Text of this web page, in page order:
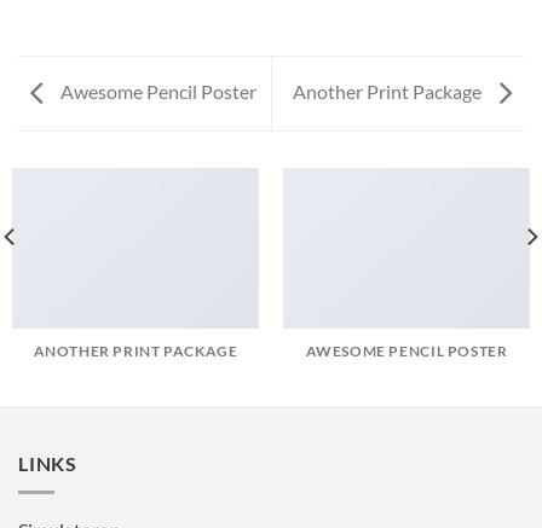
Awesome Pencil Poster Another Print Package
ANOTHER PRINT PACKAGE AWESOME PENCIL POSTER
LINKS